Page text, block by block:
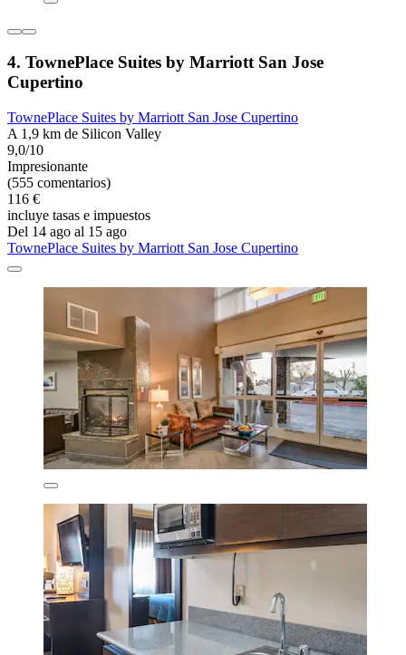
4. TownePlace Suites by Marriott San Jose
Cupertino
TownePlace Suites by Marriott San Jose Cupertino
A 1,9 km de Silicon Valley
9,0/10
Impresionante
(555 comentarios)
116 €
incluye tasas e impuestos
Del 14 ago al 15 ago
TownePlace Suites by Marriott San Jose Cupertino